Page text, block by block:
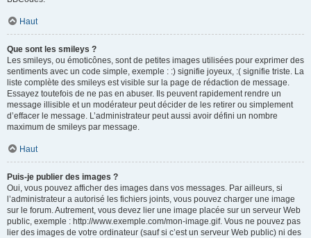
Haut
Que sont les smileys ?
Les smileys, ou émoticônes, sont de petites images utilisées pour exprimer des
sentiments avec un code simple, exemple : :) signifie joyeux, :( signifie triste. La
liste complète des smileys est visible sur la page de rédaction de message.
Essayez toutefois de ne pas en abuser. Ils peuvent rapidement rendre un
message illisible et un modérateur peut décider de les retirer ou simplement
d’effacer le message. L’administrateur peut aussi avoir défini un nombre
maximum de smileys par message.
Haut
Puis-je publier des images ?
Oui, vous pouvez afficher des images dans vos messages. Par ailleurs, si
l’administrateur a autorisé les fichiers joints, vous pouvez charger une image
sur le forum. Autrement, vous devez lier une image placée sur un serveur Web
public, exemple : http://www.exemple.com/mon-image.gif. Vous ne pouvez pas
lier des images de votre ordinateur (sauf si c’est un serveur Web public) ni des